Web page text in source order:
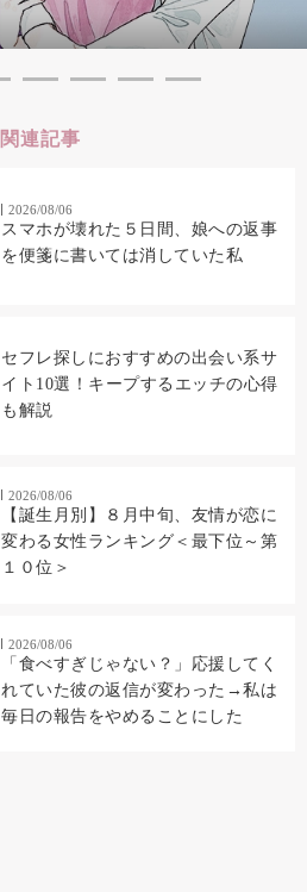
関連記事
2026/08/06
スマホが壊れた５日間、娘への返事
を便箋に書いては消していた私
セフレ探しにおすすめの出会い系サ
イト10選！キープするエッチの心得
も解説
2026/08/06
【誕生月別】８月中旬、友情が恋に
変わる女性ランキング＜最下位～第
１０位＞
2026/08/06
「食べすぎじゃない？」応援してく
れていた彼の返信が変わった→私は
毎日の報告をやめることにした